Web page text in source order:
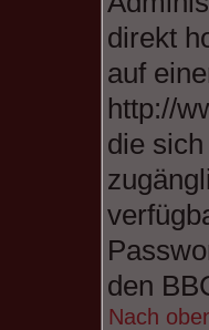
direkt
auf
http://
die
den
Nach